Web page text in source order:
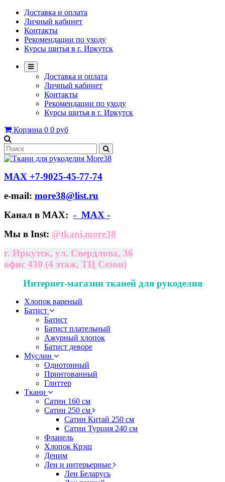
Доставка и оплата
Личный кабинет
Контакты
Рекомендации по уходу
Курсы шитья в г. Иркутск
Доставка и оплата
Личный кабинет
Контакты
Рекомендации по уходу
Курсы шитья в г. Иркутск
Корзина 0 0 руб
МАХ +7-9025-45-77-74
e-mail: more38@list.ru
Канал в МАХ: - МАХ -
Мы в Inst: @tkani.more38
г. Иркутск, ул. Свердлова, 36
офис 430 (4 этаж, ТЦ Сезон)
Интернет-магазин тканей для рукоделия
Хлопок вареный
Батист
Батист
Батист плательный
Ажурный хлопок
Батист деворе
Муслин
Однотонный
Принтованный
Глиттер
Ткани
Сатин 160 см
Сатин 250 см
Сатин Китай 250 см
Сатин Турция 240 см
Фланель
Хлопок Крэш
Деним
Лен и интерьерные
Лен Беларусь